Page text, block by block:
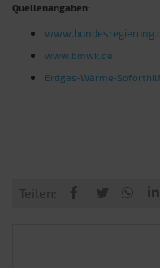
Quellenangaben:
www.bmwk.de
Erdgas-Wärme-
Teilen: